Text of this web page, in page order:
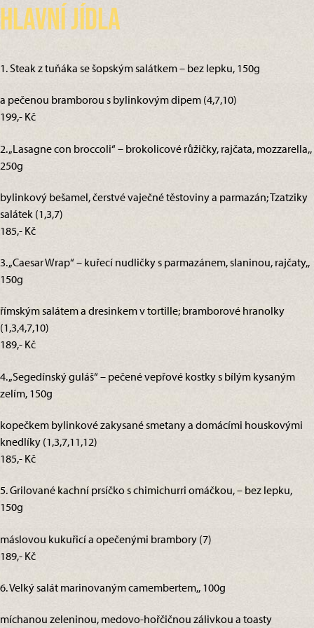
Hlavní jídla
1. Steak z tuňáka se šopským salátkem – bez lepku, 150g
a pečenou bramborou s bylinkovým dipem (4,7,10)
199,- Kč
2. „Lasagne con broccoli“ – brokolicové růžičky, rajčata, mozzarella,,
250g
bylinkový bešamel, čerstvé vaječné těstoviny a parmazán; Tzatziky
salátek (1,3,7)
185,- Kč
3. „Caesar Wrap“ – kuřecí nudličky s parmazánem, slaninou, rajčaty,,
150g
římským salátem a dresinkem v tortille; bramborové hranolky
(1,3,4,7,10)
189,- Kč
4. „Segedínský guláš“ – pečené vepřové kostky s bílým kysaným
zelím, 150g
kopečkem bylinkové zakysané smetany a domácími houskovými
knedlíky (1,3,7,11,12)
185,- Kč
5. Grilované kachní prsíčko s chimichurri omáčkou, – bez lepku,
150g
máslovou kukuřicí a opečenými brambory (7)
189,- Kč
6. Velký salát marinovaným camembertem,, 100g
míchanou zeleninou, medovo-hořčičnou zálivkou a toasty